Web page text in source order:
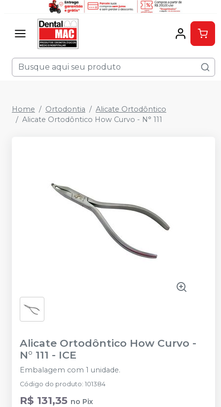
Home Ortodontia
Alicate Ortodôntico
Alicate Ortodôntico How Curvo - N° 111
Alicate Ortodôntico How Curvo -
N° 111 - ICE
Embalagem com 1 unidade.
Código do produto: 101384
R$ 131,35 no Pix